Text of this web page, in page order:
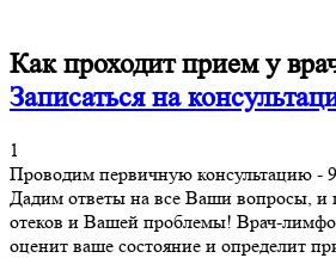
Как проходит прием у
Записаться на
1
Проводим первичную консультацию -
Дадим ответы на все Ваши вопросы, и
отеков и Вашей проблемы! Врач-
оценит ваше состояние и определит